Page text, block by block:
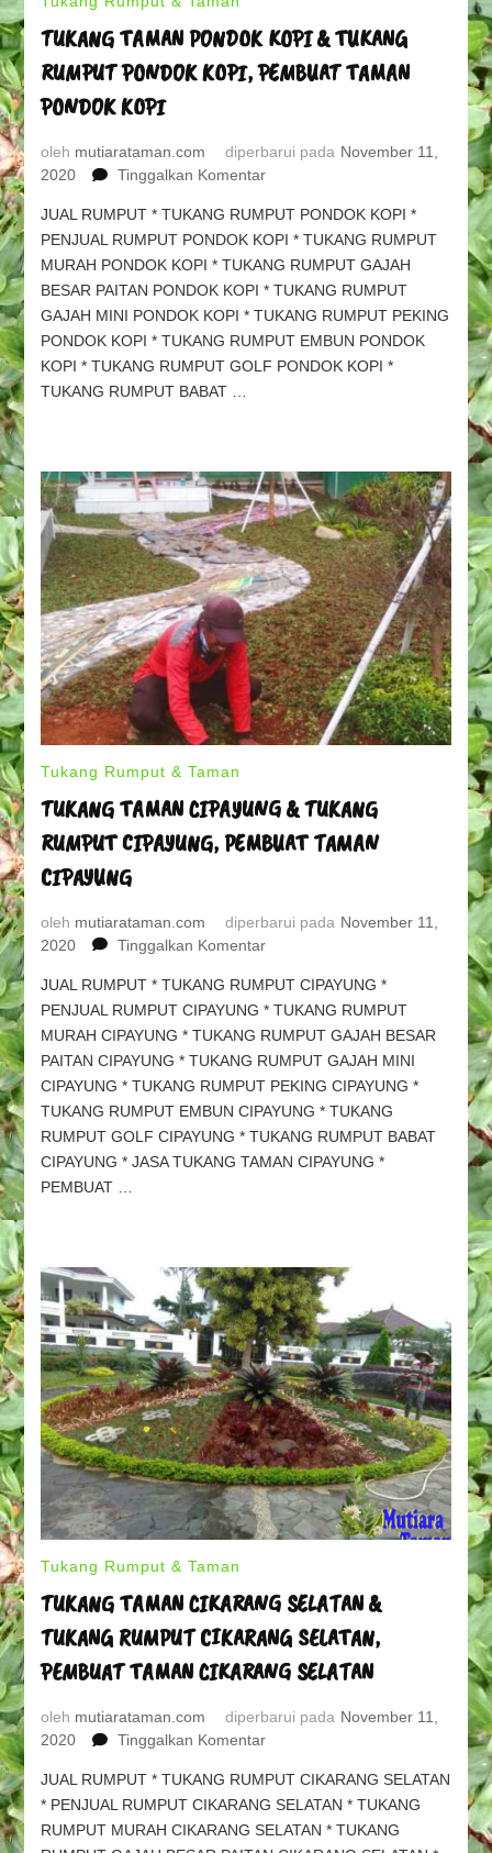
TUKANG TAMAN PONDOK KOPI & TUKANG
RUMPUT PONDOK KOPI, PEMBUAT TAMAN
PONDOK KOPI
oleh mutiarataman.com diperbarui pada November 11,
2020
Tinggalkan Komentarpada
TAMAN
PONDOK
KOPI
&
TUKANG
RUMPUT
PONDOK
KOPI
JUAL RUMPUT * TUKANG RUMPUT PONDOK KOPI *
PENJUAL RUMPUT PONDOK KOPI * TUKANG RUMPUT
MURAH PONDOK KOPI * TUKANG RUMPUT GAJAH
BESAR PAITAN PONDOK KOPI * TUKANG RUMPUT
GAJAH MINI PONDOK KOPI * TUKANG RUMPUT PEKING
PONDOK KOPI * TUKANG RUMPUT EMBUN PONDOK
KOPI * TUKANG RUMPUT GOLF PONDOK KOPI *
TUKANG RUMPUT BABAT …
Tukang Rumput & Taman
TUKANG TAMAN CIPAYUNG & TUKANG
RUMPUT CIPAYUNG, PEMBUAT TAMAN
CIPAYUNG
oleh mutiarataman.com diperbarui pada November 11,
2020
Tinggalkan Komentarpada
TAMAN
CIPAYUNG
&
TUKANG
RUMPUT
CIPAYUNG,
PEMBUAT
JUAL RUMPUT * TUKANG RUMPUT CIPAYUNG *
PENJUAL RUMPUT CIPAYUNG * TUKANG RUMPUT
MURAH CIPAYUNG * TUKANG RUMPUT GAJAH BESAR
PAITAN CIPAYUNG * TUKANG RUMPUT GAJAH MINI
CIPAYUNG * TUKANG RUMPUT PEKING CIPAYUNG *
TUKANG RUMPUT EMBUN CIPAYUNG * TUKANG
RUMPUT GOLF CIPAYUNG * TUKANG RUMPUT BABAT
CIPAYUNG * JASA TUKANG TAMAN CIPAYUNG *
PEMBUAT …
Tukang Rumput & Taman
TUKANG TAMAN CIKARANG SELATAN &
TUKANG RUMPUT CIKARANG SELATAN,
PEMBUAT TAMAN CIKARANG SELATAN
oleh mutiarataman.com diperbarui pada November 11,
2020
Tinggalkan Komentarpada
TAMAN
CIKARANG
SELATAN
JUAL RUMPUT * TUKANG RUMPUT CIKARANG SELATAN
* PENJUAL RUMPUT CIKARANG SELATAN * TUKANG
RUMPUT MURAH CIKARANG SELATAN * TUKANG